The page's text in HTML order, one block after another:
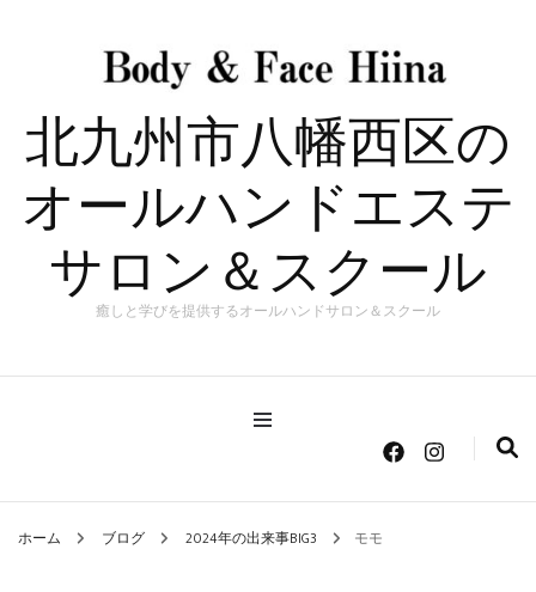
北九州市八幡西区の
オールハンドエステ
サロン＆スクール
癒しと学びを提供するオールハンドサロン＆スクール
ホーム ブログ 2024年の出来事BIG3 モモ